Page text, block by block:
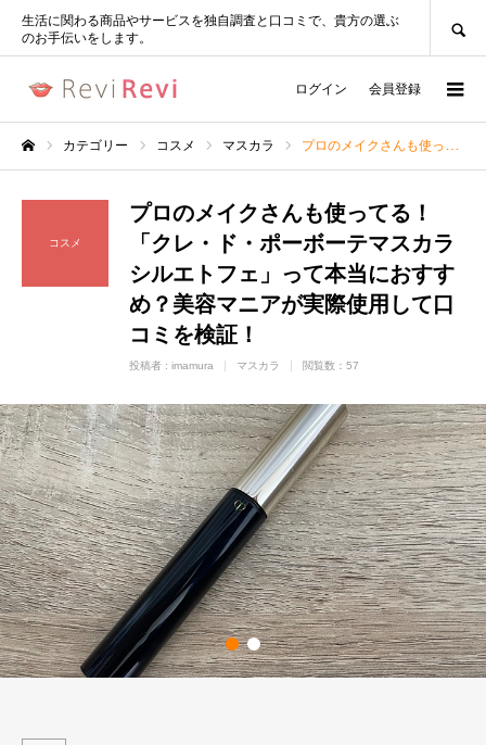
生活に関わる商品やサービスを独自調査と口コミで、貴方の選ぶ
のお手伝いをします。
ログイン 会員登録
カテゴリー コスメ マスカラ プロのメイクさんも使ってる！「クレ・ド・ポーボーテマスカラシルエトフェ」って本当におすすめ？美容マニアが実際使用して口コミを検証！
コスメ
プロのメイクさんも使ってる！
「クレ・ド・ポーボーテマスカラ
シルエトフェ」って本当におすす
め？美容マニアが実際使用して口
コミを検証！
投稿者 : imamura マスカラ 閲覧数：57